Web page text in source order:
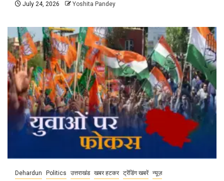
July 24, 2026 Yoshita Pandey
Dehardun Politics उत्तराखंड खबर हटकर ट्रेंडिंग खबरें न्यूज़